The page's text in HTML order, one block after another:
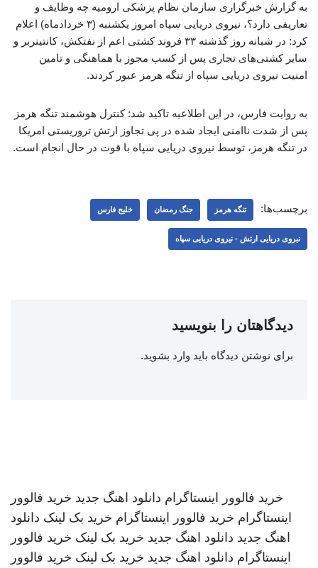
به گزارش خبرگزاری سازمان نظام پزشکی ارومیه چه وظایف و
تعاریفی دارد؟، نیروی دریایی سپاه امروز یکشنبه (۳ خردادماه) اعلام
کرد: در شبانه روز گذشته ۳۳ فروند کشتی اعم از نفتکش، کانتینربر و
سایر کشتی‌های تجاری پس از کسب مجوز با هماهنگی و تامین
امنیت نیروی دریایی سپاه از تنگه هرمز عبور کردند.
به روایت فارس، در این اطلاعیه تاکید شد: کنترل هوشمند تنگه هرمز
پس از شدت ناامنی ایجاد شده در پی تجاوز ارتش تروریستی امریکا
در تنگه هرمز، توسط نیروی دریایی سپاه با قوت در حال انجام است.
برچسب‌ها: تنگه هرمز جنگ رمضان خلیج فارس
نیروی دریایی ارتش - نیروی دریایی سپاه
دیدگاهتان را بنویسید
برای نوشتن دیدگاه باید وارد بشوید.
خرید فالوور اینستاگرام دانلود اهنگ جدید خرید فالوور
اینستاگرام خرید فالوور اینستاگرام خرید بک لینک دانلود
اهنگ جدید دانلود اهنگ جدید خرید بک لینک خرید فالوور
اینستاگرام دانلود اهنگ جدید خرید بک لینک خرید فالوور